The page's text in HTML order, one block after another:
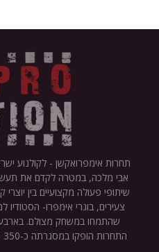
אבי מלכה, במטרה לקדם את
שיתופי פעולה מקצועיים בין
צעירים, בוגרי אימפרו- הסטודיו
שהתמחו במשחק מצולם.
התחרות הופקו במסגרתה כ-350 סרטים ישראלים קצרים, בבכורה.